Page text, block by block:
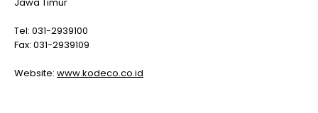
Jawa Timur
Tel: 031-2939100
Fax: 031-2939109
Website: www.kodeco.co.id